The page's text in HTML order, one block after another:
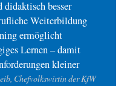
didaktisch besser
Weiterbildung
ermöglicht
Lernen – damit
kleiner
Chefvolkswirtin der KfW